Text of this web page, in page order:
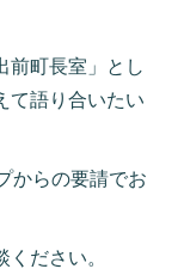
前町長室」とし
て語り合いたい
からの要請でお
ださい。